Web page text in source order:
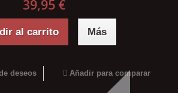
39,95 €
al carrito Más
deseos Añadir para comparar